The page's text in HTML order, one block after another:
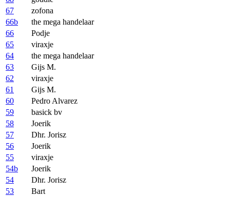
67
zofona
66b
the mega handelaar
66
Podje
65
viraxje
64
the mega handelaar
63
Gijs M.
62
viraxje
61
Gijs M.
60
Pedro Alvarez
59
basick bv
58
Joerik
57
Dhr. Jorisz
56
Joerik
55
viraxje
54b
Joerik
54
Dhr. Jorisz
53
Bart